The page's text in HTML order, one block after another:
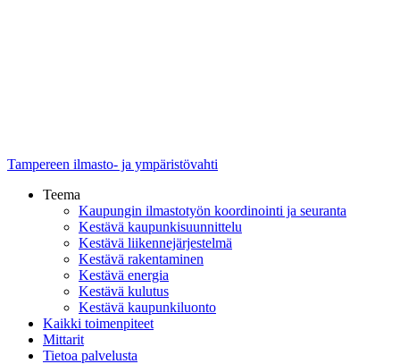
Tampereen ilmasto- ja ympäristövahti
Teema
Kaupungin ilmastotyön koordinointi ja seuranta
Kestävä kaupunkisuunnittelu
Kestävä liikennejärjestelmä
Kestävä rakentaminen
Kestävä energia
Kestävä kulutus
Kestävä kaupunkiluonto
Kaikki toimenpiteet
Mittarit
Tietoa palvelusta